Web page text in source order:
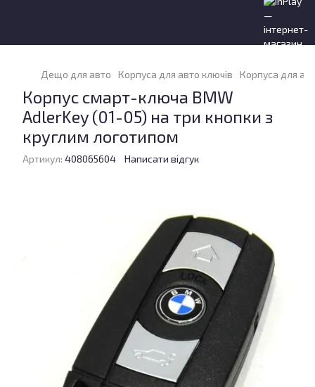
Дещо для авто Корпуса для авто ключів Корпуса для
Корпус смарт-ключа BMW
AdlerKey (01-05) на три кнопки з
круглим логотипом
Артикул: 408065604 Написати відгук